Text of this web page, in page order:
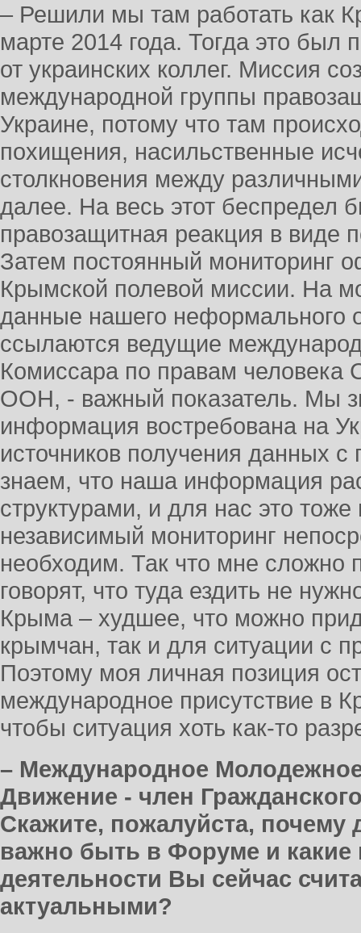
– Решили мы там работать как
марте 2014 года. Тогда это был
от украинских коллег. Миссия
международной группы
Украине, потому что там
похищения, насильственные
столкновения между
далее. На весь этот беспредел
правозащитная реакция в виде
Затем постоянный мониторинг
Крымской полевой миссии. На
данные нашего неформального
ссылаются ведущие
Комиссара по правам человека
ООН, - важный показатель. Мы
информация востребована на
источников получения данных
знаем, что наша информация
структурами, и для нас это тоже
независимый мониторинг
необходим. Так что мне сложно
говорят, что туда ездить не
Крыма – худшее, что можно
крымчан, так и для ситуации с
Поэтому моя личная позиция
международное присутствие в
чтобы ситуация хоть как-то
– Международное
Движение - член
Скажите, пожалуйста, почему
важно быть в Форуме и какие
деятельности Вы сейчас
актуальными?